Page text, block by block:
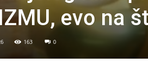
evo na
163 0